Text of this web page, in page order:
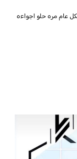
عام مره حلو اجواءه